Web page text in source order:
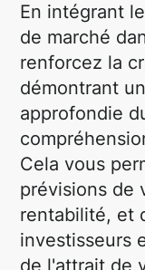
En intégrant
de marché
renforcez la
démontrant
approfondie
Cela vous
prévisions de
rentabilité, et
investisseurs